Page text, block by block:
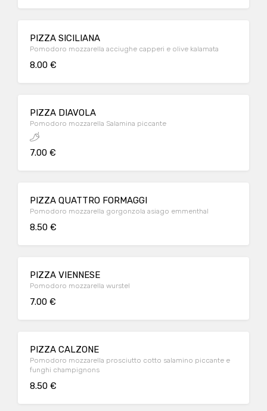
PIZZA SICILIANA
Pomodoro mozzarella acciughe capperi e olive kalamata
8.00 €
PIZZA DIAVOLA
Pomodoro mozzarella Salamina piccante
7.00 €
PIZZA QUATTRO FORMAGGI
Pomodoro mozzarella gorgonzola asiago emmenthal
8.50 €
PIZZA VIENNESE
Pomodoro mozzarella wurstel
7.00 €
PIZZA CALZONE
Pomodoro mozzarella prosciutto cotto salamino piccante e
funghi champignons
8.50 €